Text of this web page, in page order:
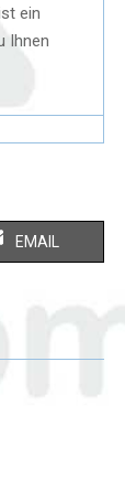
ein
Ihnen
EMAIL